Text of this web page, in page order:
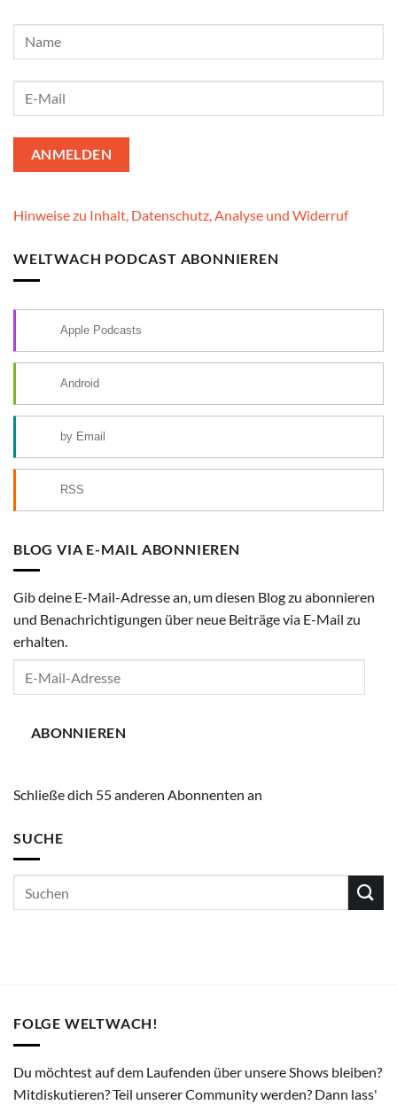
Hinweise zu Inhalt, Datenschutz, Analyse und Widerruf
WELTWACH PODCAST ABONNIEREN
Apple Podcasts
Android
by Email
RSS
BLOG VIA E-MAIL ABONNIEREN
Gib deine E-Mail-Adresse an, um diesen Blog zu abonnieren
und Benachrichtigungen über neue Beiträge via E-Mail zu
erhalten.
ABONNIEREN
Schließe dich 55 anderen Abonnenten an
SUCHE
FOLGE WELTWACH!
Du möchtest auf dem Laufenden über unsere Shows bleiben?
Mitdiskutieren? Teil unserer Community werden? Dann lass'